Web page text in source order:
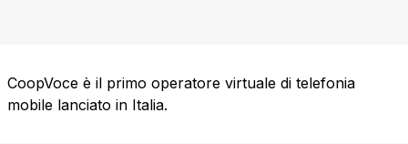
CoopVoce è il primo operatore virtuale di telefonia
mobile lanciato in Italia.